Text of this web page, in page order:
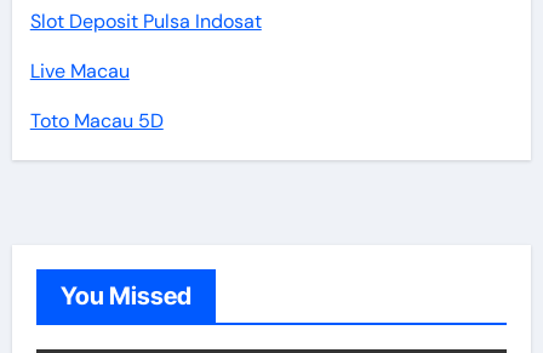
Slot Deposit Pulsa Indosat
Live Macau
Toto Macau 5D
You Missed